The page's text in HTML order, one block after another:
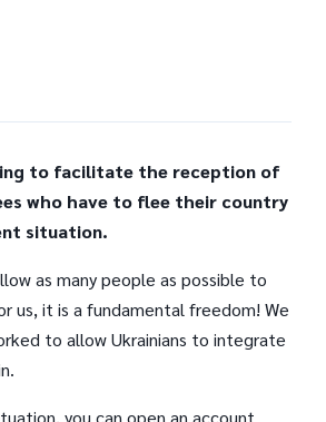
to facilitate the reception of
who have to flee their country
situation.
as many people as possible to
us, it is a fundamental freedom! We
to allow Ukrainians to integrate
you can open an account